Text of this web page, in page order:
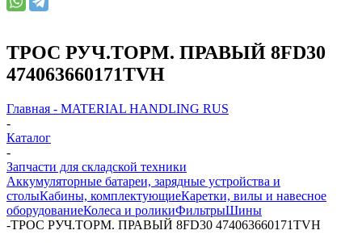
ТРОС РУЧ.ТОРМ. ПРАВЫЙ 8FD30
474063660171TVH
Главная - MATERIAL HANDLING RUS
-
Каталог
-
Запчасти для складской техники
Аккумуляторные батареи, зарядные устройства и
столыКабины, комплектующиеКаретки, вилы и навесное
оборудованиеКолеса и роликиФильтрыШины
-ТРОС РУЧ.ТОРМ. ПРАВЫЙ 8FD30 474063660171TVH